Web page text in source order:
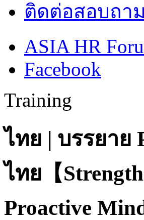
ติดต่อสอบถาม
ASIA HR
Facebook
Training
ไทย | บรรยาย
ไทย【
Proactive